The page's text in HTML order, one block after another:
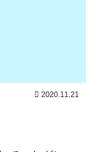
2020.11.21